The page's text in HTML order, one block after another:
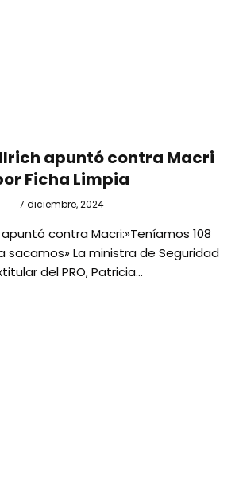
apuntó contra Macri
Ficha Limpia
7 diciembre, 2024
contra Macri:»Teníamos 108
sacamos» La ministra de Seguridad
del PRO, Patricia…